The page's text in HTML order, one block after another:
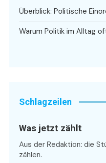
Überblick: Politische
Warum Politik im Alltag
Schlagzeilen
Was jetzt zählt
Aus der Redaktion: die
zählen.